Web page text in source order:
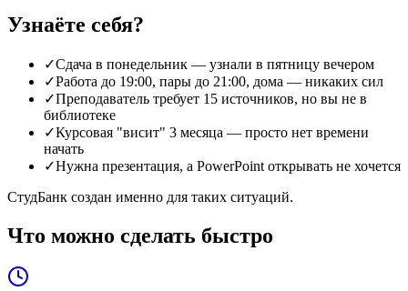
Узнаёте себя?
✓Сдача в понедельник — узнали в пятницу вечером
✓Работа до 19:00, пары до 21:00, дома — никаких сил
✓Преподаватель требует 15 источников, но вы не в
библиотеке
✓Курсовая "висит" 3 месяца — просто нет времени
начать
✓Нужна презентация, а PowerPoint открывать не хочется
СтудБанк создан именно для таких ситуаций.
Что можно сделать быстро